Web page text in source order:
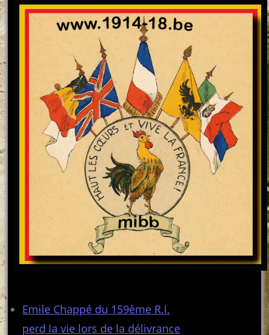
Emile Chappé du 159ème R.I.
perd la vie lors de la délivrance